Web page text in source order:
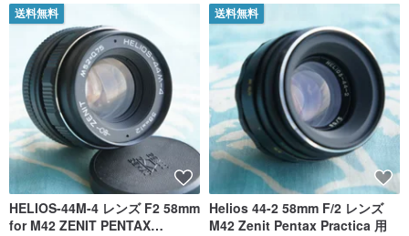
送料無料
HELIOS-44M-4 レンズ F2 58mm
for M42 ZENIT PENTAX
送料無料
Helios 44-2 58mm F/2 レンズ
M42 Zenit Pentax Practica 用